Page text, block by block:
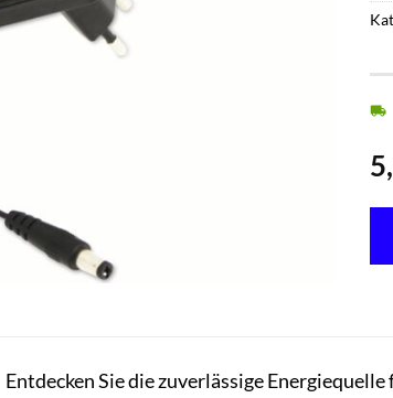
Entdecken Sie die zuverlässige